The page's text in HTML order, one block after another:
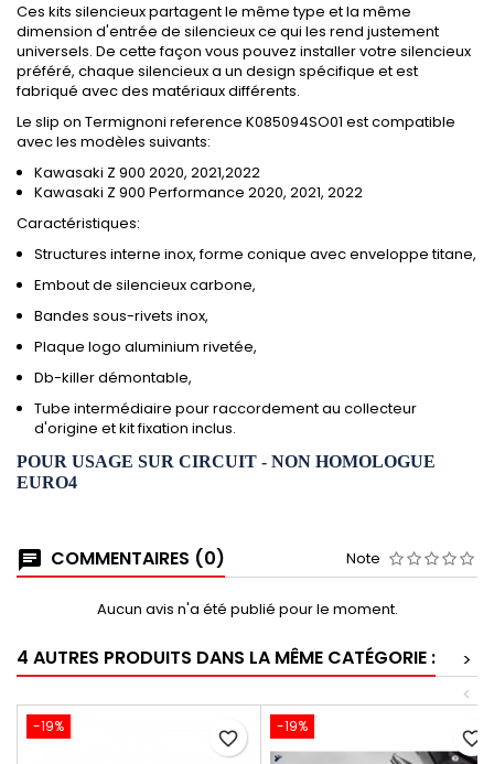
Ces kits silencieux partagent le même type et la même
dimension d'entrée de silencieux ce qui les rend justement
universels. De cette façon vous pouvez installer votre silencieux
préféré, chaque silencieux a un design spécifique et est
fabriqué avec des matériaux différents.
Le slip on Termignoni reference K085094SO01 est compatible
avec les modèles suivants:
Kawasaki Z 900 2020, 2021,2022
Kawasaki Z 900 Performance 2020, 2021, 2022
Caractéristiques:
Structures interne inox, forme conique avec enveloppe titane,
Embout de silencieux carbone,
Bandes sous-rivets inox,
Plaque logo aluminium rivetée,
Db-killer démontable,
Tube intermédiaire pour raccordement au collecteur
d'origine et kit fixation inclus.
POUR USAGE SUR CIRCUIT - NON HOMOLOGUE
EURO4
COMMENTAIRES (0) Note
Aucun avis n'a été publié pour le moment.
4 AUTRES PRODUITS DANS LA MÊME CATÉGORIE :
>
<
-19%
favorite_border
-19%
favorite_border